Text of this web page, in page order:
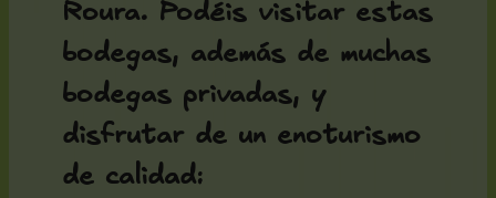
Roura. Podéis visitar estas
bodegas, además de muchas
bodegas privadas, y
disfrutar de un enoturismo
de calidad: